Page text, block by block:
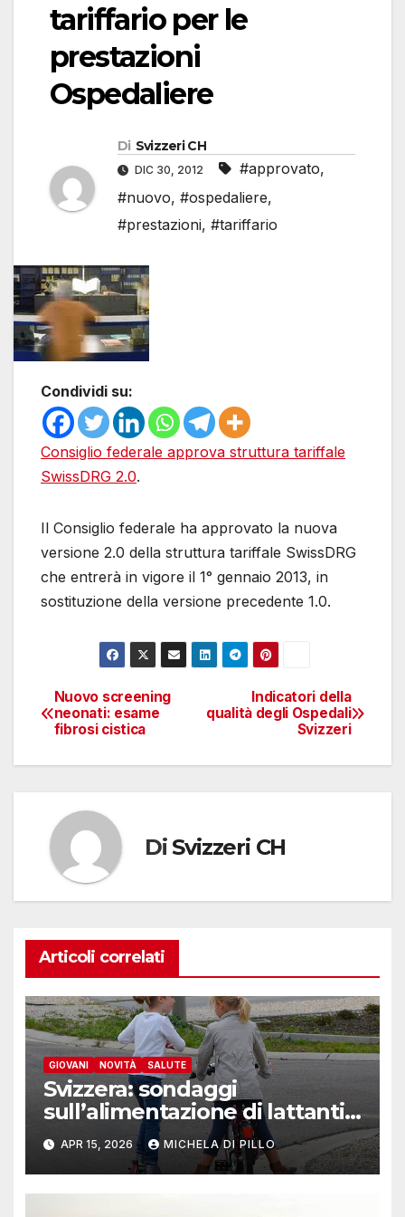
tariffario per le
prestazioni
Ospedaliere
Di Svizzeri CH
DIC 30, 2012 #approvato,
#nuovo, #ospedaliere,
#prestazioni, #tariffario
Condividi su:
Consiglio federale approva struttura tariffale
SwissDRG 2.0.
Il Consiglio federale ha approvato la nuova
versione 2.0 della struttura tariffale SwissDRG
che entrerà in vigore il 1° gennaio 2013, in
sostituzione della versione precedente 1.0.
Navigazione
articoli
Indicatori della
qualità degli Ospedali
Svizzeri
Nuovo screening
neonati: esame
fibrosi cistica
Di Svizzeri CH
Articoli correlati
GIOVANI NOVITÀ SALUTE
Svizzera: sondaggi
sull’alimentazione di lattanti,
bambini e adolescenti
APR 15, 2026 MICHELA DI PILLO